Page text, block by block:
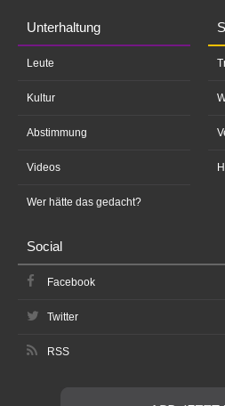
Unterhaltung
Leute
Kultur
Abstimmung
Videos
Wer hätte das gedacht?
Social
Facebook
Twitter
RSS